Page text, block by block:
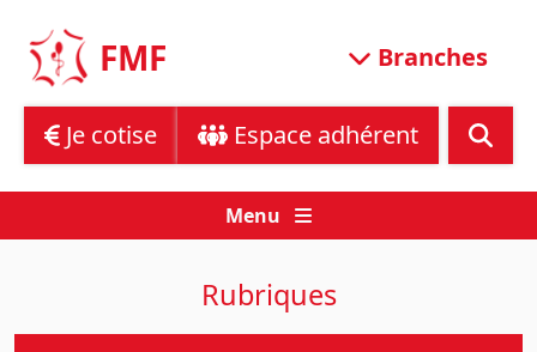
content
FMF Branches
Je cotise Espace adhérent
Menu
Rubriques